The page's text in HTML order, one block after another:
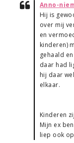
Anno-
Hij is
over mij
en
kinderen)
gehaald
daar had
hij daar
elkaar.
Kinderen
Mijn ex
liep ook